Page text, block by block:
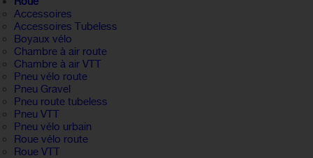
Accessoires
Accessoires Tubeless
Boyaux vélo
Chambre à air route
Chambre à air VTT
Pneu vélo route
Pneu Gravel
Pneu route tubeless
Pneu VTT
Pneu vélo urbain
Roue vélo route
Roue VTT